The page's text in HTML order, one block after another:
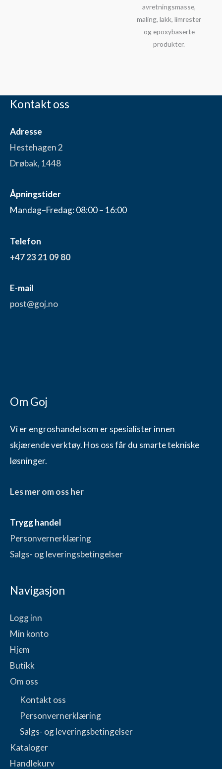
avretningsmasse,
maling, lakk, limrester
og epoxybaserte
produkter.
Kontakt oss
Adresse
Hestehagen 2
Drøbak, 1448
Åpningstider
Mandag–Fredag: 08:00 – 16:00
Telefon
+47 23 21 09 80
E-mail
post@goj.no
Om Goj
Vi er engroshandel som er spesialister innen
skjærende verktøy. Hos oss får du smarte tekniske
løsninger.
Les mer om oss her
Trygg handel
Personvernerklæring
Salgs- og leveringsbetingelser
Navigasjon
Logg inn
Min konto
Hjem
Butikk
Om oss
Kontakt oss
Personvernerklæring
Salgs- og leveringsbetingelser
Kataloger
Handlekurv